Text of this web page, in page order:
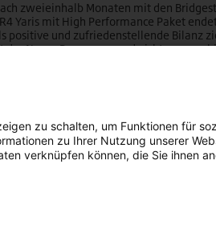
zweieinhalb Monaten mit den
Yaris mit High Performance Paket
positive und zufriedenstellende Bilanz
der Name Programm und nicht nur
zu schalten, um Funktionen für
zu Ihrer Nutzung unserer
verknüpfen können, die Sie ihnen